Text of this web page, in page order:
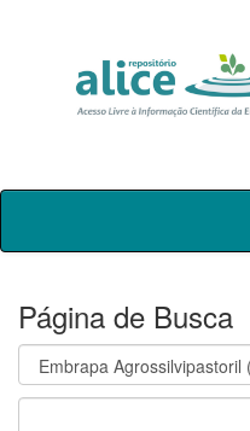
Skip
Página de Busca